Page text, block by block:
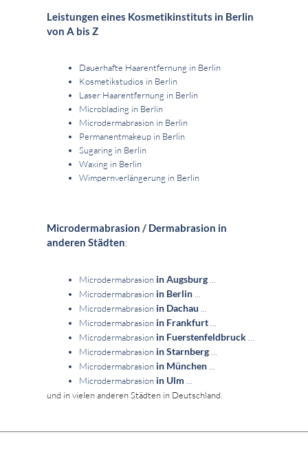
Leistungen eines Kosmetikinstituts in Berlin
von A bis Z
Dauerhafte Haarentfernung in Berlin
Kosmetikstudios in Berlin
Laser Haarentfernung in Berlin
Microblading in Berlin
Microdermabrasion in Berlin
Permanentmakeup in Berlin
Sugaring in Berlin
Waxing in Berlin
Wimpernverlängerung in Berlin
Microdermabrasion / Dermabrasion in
anderen Städten:
Microdermabrasion in Augsburg
Microdermabrasion in Berlin
Microdermabrasion in Dachau
Microdermabrasion in Frankfurt
Microdermabrasion in Fuerstenfeldbruck
Microdermabrasion in Starnberg
Microdermabrasion in München
Microdermabrasion in Ulm
und in vielen anderen Städten in Deutschland.